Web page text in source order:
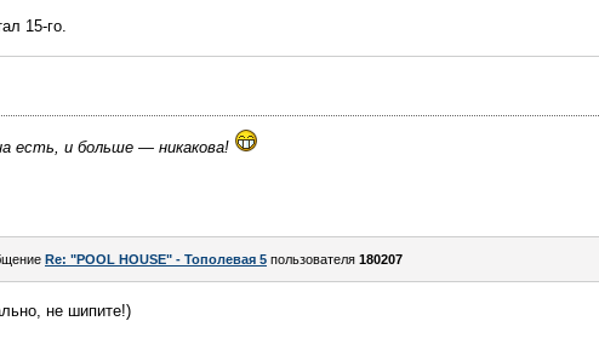
15-го.
есть, и больше — никакова!
Re: "POOL HOUSE" - Тополевая 5 пользователя 180207
не шипите!)